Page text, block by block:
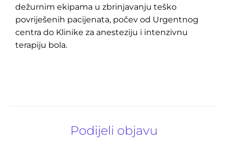
dežurnim ekipama u zbrinjavanju teško
povriješenih pacijenata, počev od Urgentnog
centra do Klinike za anesteziju i intenzivnu
terapiju bola.
Podijeli objavu